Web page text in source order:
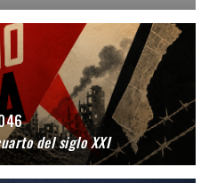
del siglo XXI